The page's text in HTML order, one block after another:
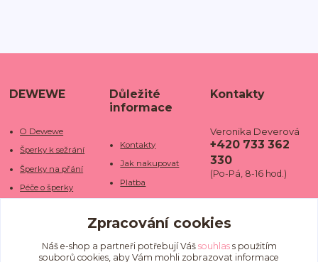
DEWEWE
O Dewewe
Šperky k sežrání
Šperky na přání
Péče o šperky
Kamenné obchody
Fotogalerie
Důležité
informace
Kontakty
Jak nakupovat
Platba
Doba dodání
Doprava
Obchodní podmínky
Kontakty
Veronika Deverová
+420 733 362
330
(Po-Pá, 8-16 hod.)
we.cz
Zpracování cookies
Náš e-shop a partneři potřebují Váš souhlass použitím
souborů cookies, aby Vám mohli zobrazovat informace